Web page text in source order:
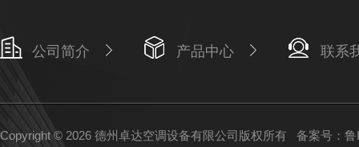
公司简介 产品中心 联系
Copyright © 2026 德州卓达空调设备有限公司版权所有 备案号：